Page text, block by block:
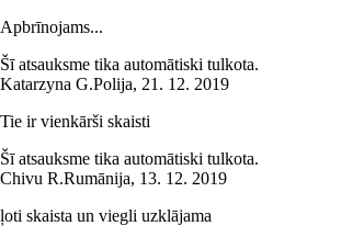
Apbrīnojams...
Šī atsauksme tika automātiski tulkota.
Katarzyna G.Polija, 21. 12. 2019
Tie ir vienkārši skaisti
Šī atsauksme tika automātiski tulkota.
Chivu R.Rumānija, 13. 12. 2019
ļoti skaista un viegli uzklājama